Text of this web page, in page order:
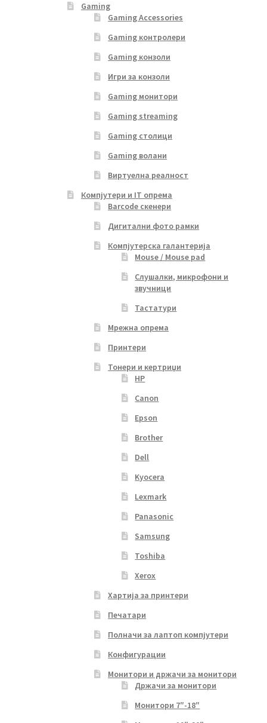
Gaming
Gaming Accessories
Gaming контролери
Gaming конзоли
Игри за конзоли
Gaming монитори
Gaming streaming
Gaming столици
Gaming волани
Виртуелна реалност
Компјутери и IT опрема
Barcode скенери
Дигитални фото рамки
Компјутерска галантерија
Mouse / Mouse pad
Слушалки, микрофони и
звучници
Тастатури
Мрежна опрема
Принтери
Тонери и кертриџи
HP
Canon
Epson
Brother
Dell
Kyocera
Lexmark
Panasonic
Samsung
Toshiba
Xerox
Хартија за принтери
Печатари
Полначи за лаптоп компјутери
Конфигурации
Монитори и држачи за монитори
Држачи за монитори
Монитори 7″-18″